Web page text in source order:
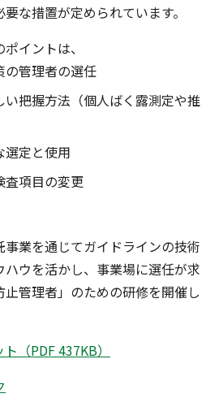
な措置が定められています。
イントは、
の管理者の選任
い把握方法（個人ばく露測定や推
選定と使用
査項目の変更
業を通じてガイドラインの技術
ウを活かし、事業場に選任が求
管理者」のための研修を開催し
（PDF 437KB）